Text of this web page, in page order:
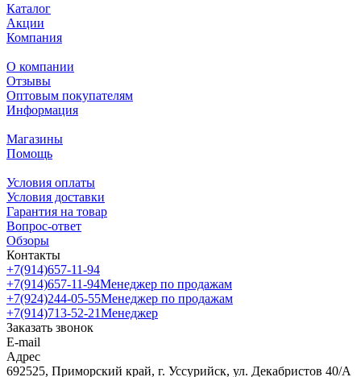
Каталог
Акции
Компания
О компании
Отзывы
Оптовым покупателям
Информация
Магазины
Помощь
Условия оплаты
Условия доставки
Гарантия на товар
Вопрос-ответ
Обзоры
Контакты
+7(914)657-11-94
+7(914)657-11-94Менеджер по продажам
+7(924)244-05-55Менеджер по продажам
+7(914)713-52-21Менеджер
Заказать звонок
E-mail
Адрес
692525, Приморский край, г. Уссурийск, ул. Декабристов 40/А